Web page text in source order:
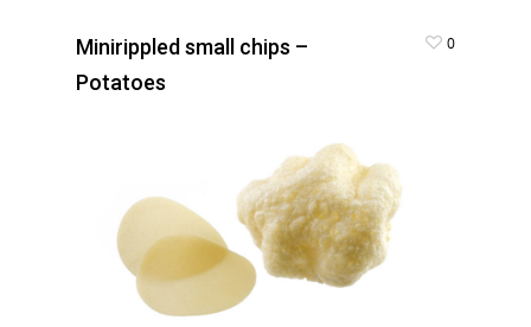
Minirippled small chips –
Potatoes
0